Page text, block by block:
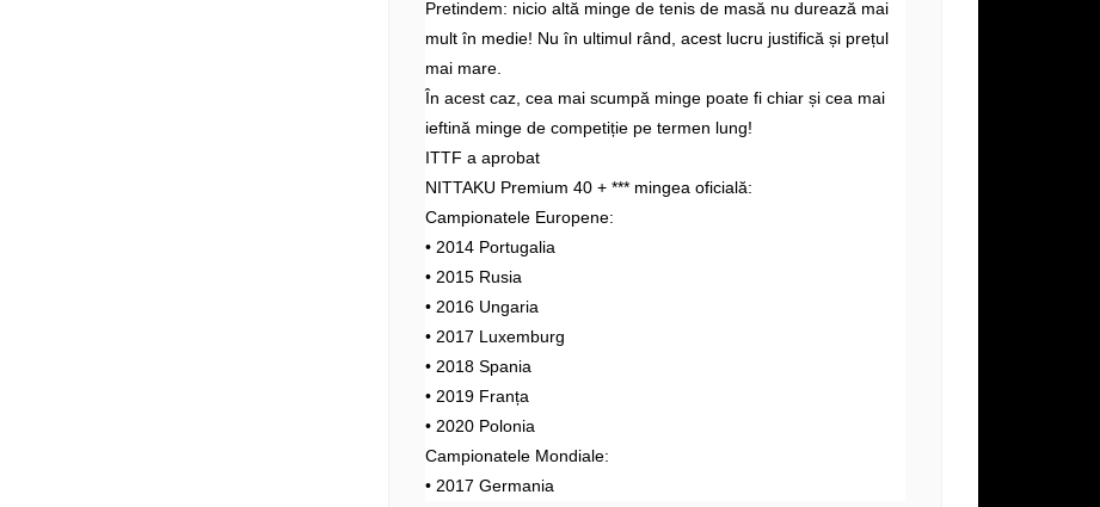
Pretindem: nicio altă minge de tenis de masă nu durează mai
mult în medie! Nu în ultimul rând, acest lucru justifică și prețul
mai mare.
În acest caz, cea mai scumpă minge poate fi chiar și cea mai
ieftină minge de competiție pe termen lung!
ITTF a aprobat
NITTAKU Premium 40 + *** mingea oficială:
Campionatele Europene:
• 2014 Portugalia
• 2015 Rusia
• 2016 Ungaria
• 2017 Luxemburg
• 2018 Spania
• 2019 Franța
• 2020 Polonia
Campionatele Mondiale:
• 2017 Germania